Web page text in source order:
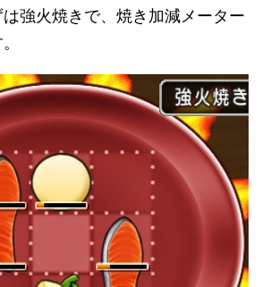
強火焼きで、焼き加減メーター